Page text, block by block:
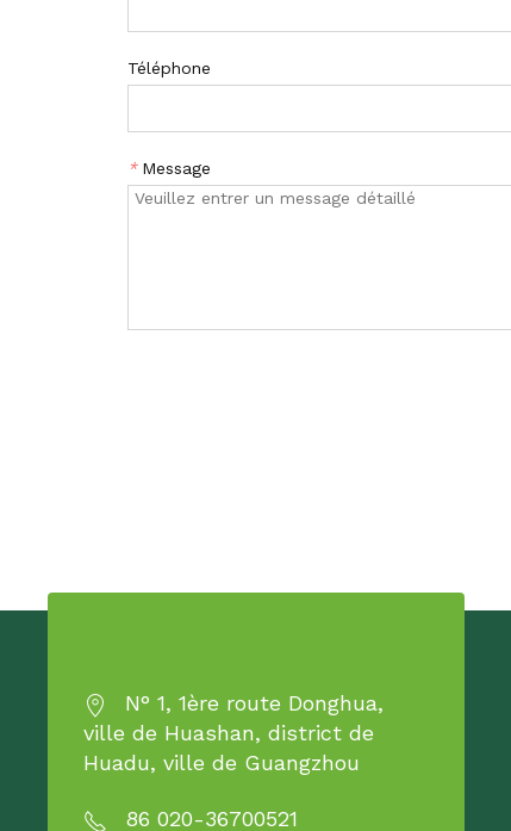
Téléphone
* Message
N° 1, 1ère route Donghua,
ville de Huashan, district de
Huadu, ville de Guangzhou
86 020-36700521